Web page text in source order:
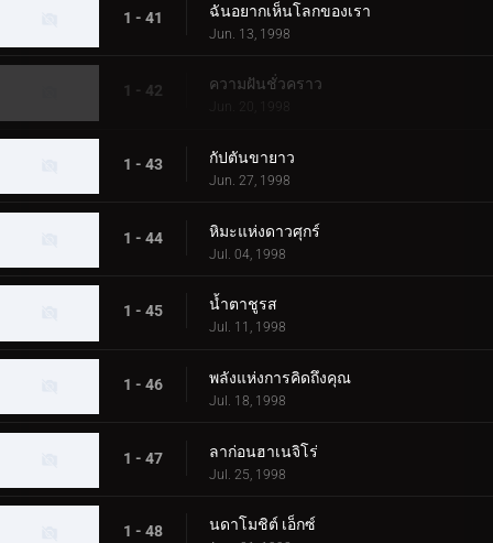
1 - 41 ฉันอยากเห็นโลกของเรา
Jun. 13, 1998
1 - 42 ความฝันชั่วคราว
Jun. 20, 1998
1 - 43 กัปตันขายาว
Jun. 27, 1998
1 - 44 หิมะแห่งดาวศุกร์
Jul. 04, 1998
1 - 45 น้ำตาชูรส
Jul. 11, 1998
1 - 46 พลังแห่งการคิดถึงคุณ
Jul. 18, 1998
1 - 47 ลาก่อนฮาเนจิโร่
Jul. 25, 1998
1 - 48 นดาโมชิต์ เอ็กซ์